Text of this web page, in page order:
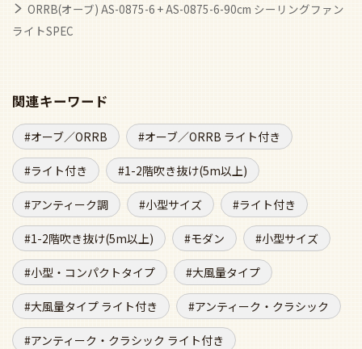
ORRB(オーブ) AS-0875-6 + AS-0875-6-90cm シーリングファン
ライトSPEC
関連キーワード
オーブ／ORRB オーブ／ORRB ライト付き
ライト付き 1-2階吹き抜け(5m以上)
アンティーク調 小型サイズ ライト付き
1-2階吹き抜け(5m以上) モダン 小型サイズ
小型・コンパクトタイプ 大風量タイプ
大風量タイプ ライト付き アンティーク・クラシック
アンティーク・クラシック ライト付き